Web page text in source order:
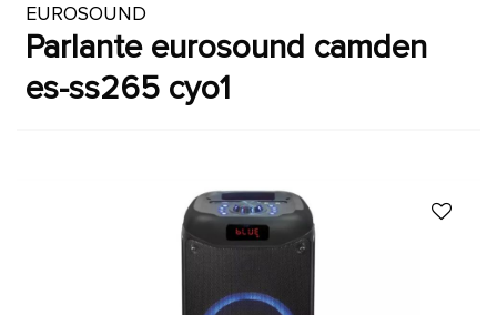
EUROSOUND
parlante eurosound camden
es-ss265 cyo1